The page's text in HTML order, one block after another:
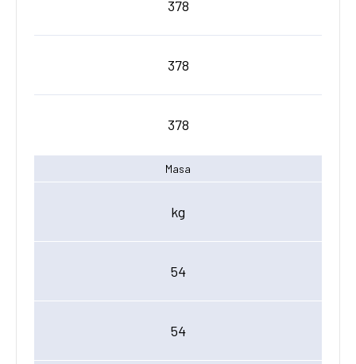
378
378
378
Masa
kg
54
54